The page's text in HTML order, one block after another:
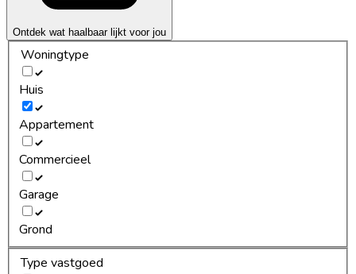
Ontdek wat haalbaar lijkt voor jou
Woningtype
Huis
Appartement
Commercieel
Garage
Grond
Type vastgoed